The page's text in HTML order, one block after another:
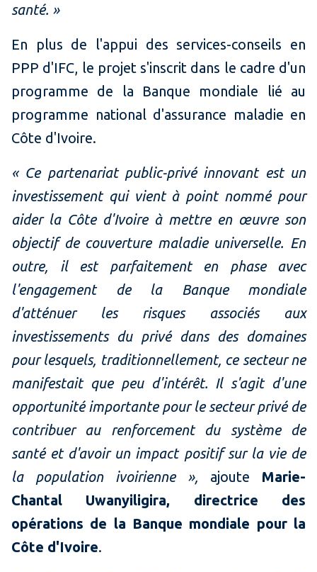
santé. »
En plus de l'appui des services-conseils en
PPP d'IFC, le projet s'inscrit dans le cadre d'un
programme de la Banque mondiale lié au
programme national d'assurance maladie en
Côte d'Ivoire.
« Ce partenariat public-privé innovant est un
investissement qui vient à point nommé pour
aider la Côte d'Ivoire à mettre en œuvre son
objectif de couverture maladie universelle. En
outre, il est parfaitement en phase avec
l'engagement de la Banque mondiale
d'atténuer les risques associés aux
investissements du privé dans des domaines
pour lesquels, traditionnellement, ce secteur ne
manifestait que peu d'intérêt. Il s'agit d'une
opportunité importante pour le secteur privé de
contribuer au renforcement du système de
santé et d'avoir un impact positif sur la vie de
la population ivoirienne »,
ajoute Marie-
Chantal Uwanyiligira, directrice des
opérations de la Banque mondiale pour la
Côte d'Ivoire.